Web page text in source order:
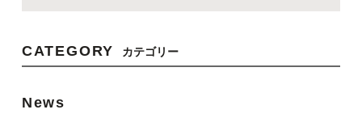
CATEGORY カテゴリー
News